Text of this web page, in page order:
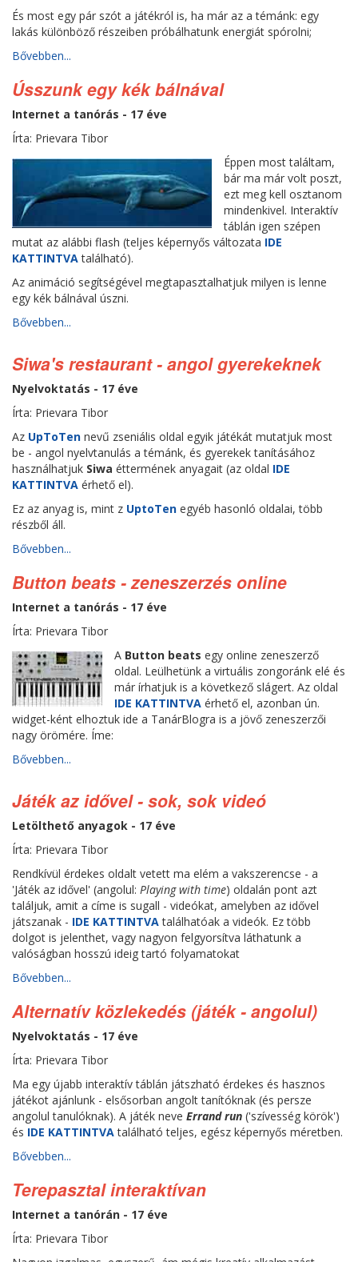
És most egy pár szót a játékról is, ha már az a témánk: egy
lakás különböző részeiben próbálhatunk energiát spórolni;
Bővebben...
Ússzunk egy kék bálnával
Internet a tanórás - 17 éve
Írta: Prievara Tibor
Éppen most találtam,
bár ma már volt poszt,
ezt meg kell osztanom
mindenkivel. Interaktív
táblán igen szépen
mutat az alábbi flash (teljes képernyős változata IDE
KATTINTVAtalálható).
Az animáció segítségével megtapasztalhatjuk milyen is lenne
egy kék bálnával úszni.
Bővebben...
Siwa's restaurant - angol gyerekeknek
Nyelvoktatás - 17 éve
Írta: Prievara Tibor
Az UpToTen nevű zseniális oldal egyik játékát mutatjuk most
be - angol nyelvtanulás a témánk, és gyerekek tanításához
használhatjuk Siwa éttermének anyagait (az oldal IDE
KATTINTVA érhető el).
Ez az anyag is, mint z UptoTen egyéb hasonló oldalai, több
részből áll.
Bővebben...
Button beats - zeneszerzés online
Internet a tanórás - 17 éve
Írta: Prievara Tibor
A Button beats egy online zeneszerző
oldal. Leülhetünk a virtuális zongoránk elé és
már írhatjuk is a következő slágert. Az oldal
IDE KATTINTVA érhető el, azonban ún.
widget-ként elhoztuk ide a TanárBlogra is a jövő zeneszerzői
nagy örömére. Íme:
Bővebben...
Játék az idővel - sok, sok videó
Letölthető anyagok - 17 éve
Írta: Prievara Tibor
Rendkívül érdekes oldalt vetett ma elém a vakszerencse - a
'Játék az idővel' (angolul: Playing with time) oldalán pont azt
találjuk, amit a címe is sugall - videókat, amelyben az idővel
játszanak - IDE KATTINTVAtalálhatóak a videók. Ez több
dolgot is jelenthet, vagy nagyon felgyorsítva láthatunk a
valóságban hosszú ideig tartó folyamatokat
Bővebben...
Alternatív közlekedés (játék - angolul)
Nyelvoktatás - 17 éve
Írta: Prievara Tibor
Ma egy újabb interaktív táblán játszható érdekes és hasznos
játékot ajánlunk - elsősorban angolt tanítóknak (és persze
angolul tanulóknak). A játék neve Errand run ('szívesség körök')
és IDE KATTINTVAtalálható teljes, egész képernyős méretben.
Bővebben...
Terepasztal interaktívan
Internet a tanórán - 17 éve
Írta: Prievara Tibor